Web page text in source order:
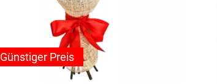
Günstiger Preis